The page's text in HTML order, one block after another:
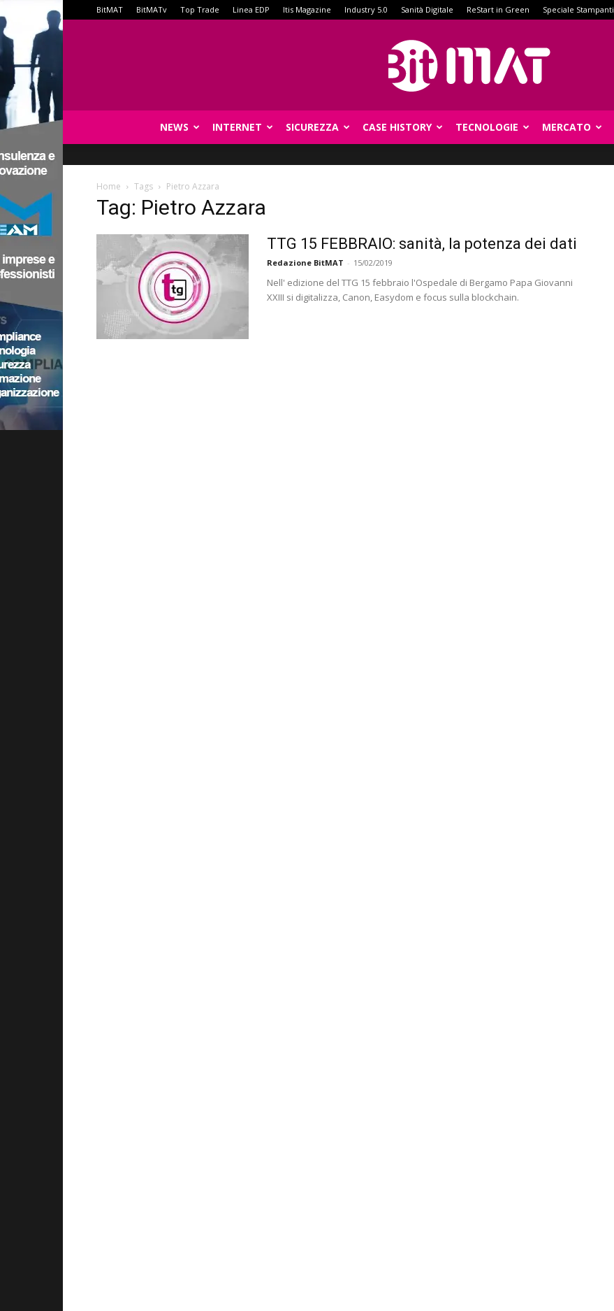
BitMAT BitMATv Top Trade Linea EDP Itis Magazine Industry 5.0 Sanità Digitale ReStart in Green Speciale Stampanti
NEWS INTERNET SICUREZZA CASE HISTORY TECNOLOGIE MERCATO
Home Tags Pietro Azzara
Tag: Pietro Azzara
TTG 15 FEBBRAIO: sanità, la potenza dei dati
Redazione BitMAT - 15/02/2019
Nell' edizione del TTG 15 febbraio l'Ospedale di Bergamo Papa Giovanni
XXIII si digitalizza, Canon, Easydom e focus sulla blockchain.